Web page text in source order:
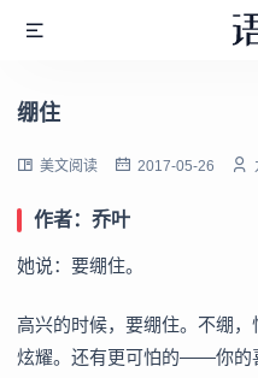
绷住
美文阅读 2017-05-26
作者：乔叶
她说：要绷住。
高兴的时候，要绷住。不绷
炫耀。还有更可怕的——你的